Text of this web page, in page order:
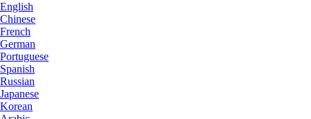
English
Chinese
French
German
Portuguese
Spanish
Russian
Japanese
Korean